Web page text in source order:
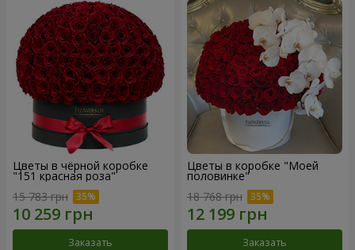
Цветы в чёрной коробке
"151 красная роза"
15 783 грн
Заказать
Цветы в коробке "Моей
половинке"
18 768 грн
Заказать